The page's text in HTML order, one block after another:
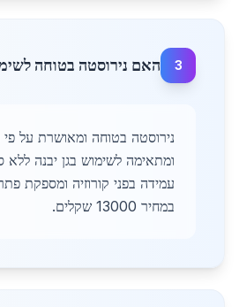
3 האם נירוסטה בטוחה
ומתאימה לשימוש בגן יבנה ללא
עמידה בפני קורוזיה ומספקת
במחיר 13000 שקלים.